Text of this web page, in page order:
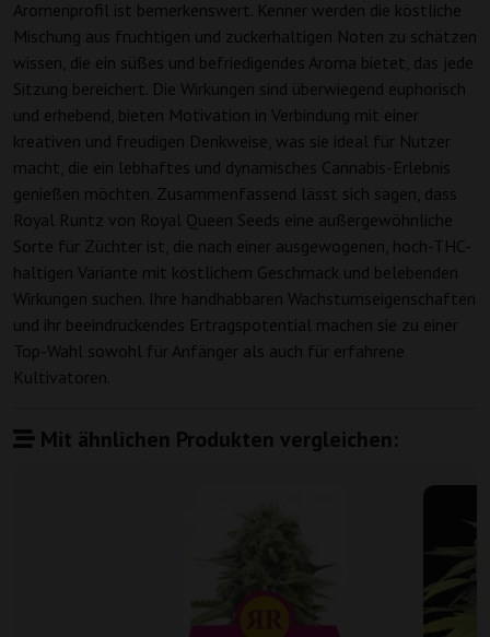
Aromenprofil ist bemerkenswert. Kenner werden die köstliche
Mischung aus fruchtigen und zuckerhaltigen Noten zu schätzen
wissen, die ein süßes und befriedigendes Aroma bietet, das jede
Sitzung bereichert. Die Wirkungen sind überwiegend euphorisch
und erhebend, bieten Motivation in Verbindung mit einer
kreativen und freudigen Denkweise, was sie ideal für Nutzer
macht, die ein lebhaftes und dynamisches Cannabis-Erlebnis
genießen möchten. Zusammenfassend lässt sich sagen, dass
Royal Runtz von Royal Queen Seeds eine außergewöhnliche
Sorte für Züchter ist, die nach einer ausgewogenen, hoch-THC-
haltigen Variante mit köstlichem Geschmack und belebenden
Wirkungen suchen. Ihre handhabbaren Wachstumseigenschaften
und ihr beeindruckendes Ertragspotential machen sie zu einer
Top-Wahl sowohl für Anfänger als auch für erfahrene
Kultivatoren.
Mit ähnlichen Produkten vergleichen: